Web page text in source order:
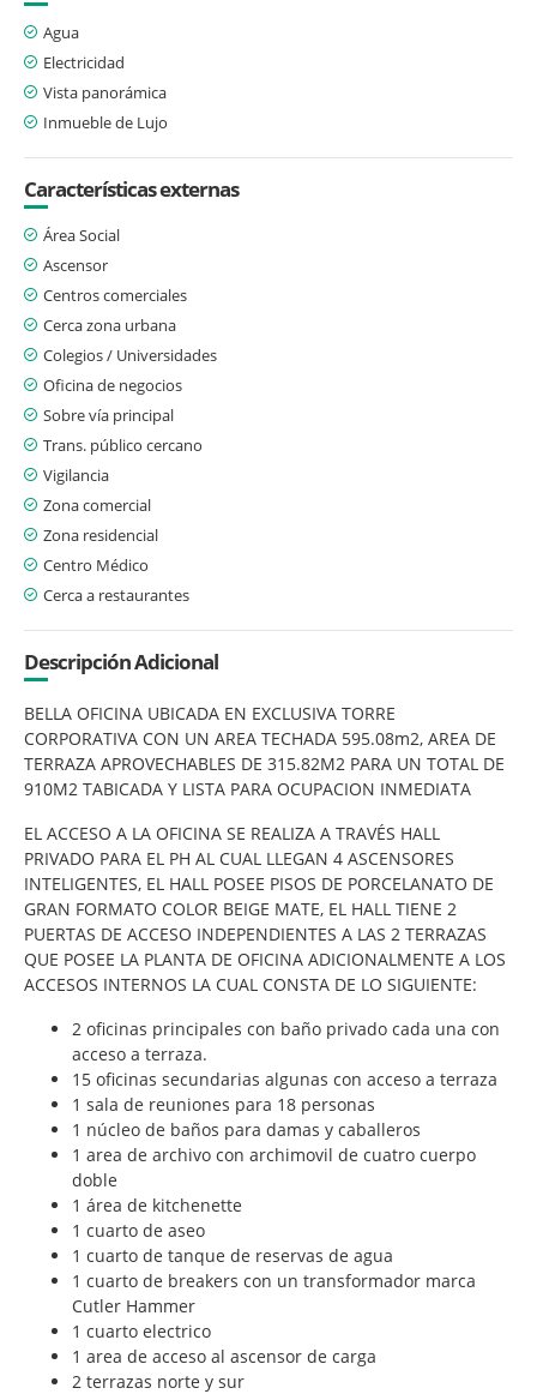
Agua
Electricidad
Vista panorámica
Inmueble de Lujo
Características externas
Área Social
Ascensor
Centros comerciales
Cerca zona urbana
Colegios / Universidades
Oficina de negocios
Sobre vía principal
Trans. público cercano
Vigilancia
Zona comercial
Zona residencial
Centro Médico
Cerca a restaurantes
Descripción Adicional
BELLA OFICINA UBICADA EN EXCLUSIVA TORRE
CORPORATIVA CON UN AREA TECHADA 595.08m2, AREA DE
TERRAZA APROVECHABLES DE 315.82M2 PARA UN TOTAL DE
910M2 TABICADA Y LISTA PARA OCUPACION INMEDIATA
EL ACCESO A LA OFICINA SE REALIZA A TRAVÉS HALL
PRIVADO PARA EL PH AL CUAL LLEGAN 4 ASCENSORES
INTELIGENTES, EL HALL POSEE PISOS DE PORCELANATO DE
GRAN FORMATO COLOR BEIGE MATE, EL HALL TIENE 2
PUERTAS DE ACCESO INDEPENDIENTES A LAS 2 TERRAZAS
QUE POSEE LA PLANTA DE OFICINA ADICIONALMENTE A LOS
ACCESOS INTERNOS LA CUAL CONSTA DE LO SIGUIENTE:
2 oficinas principales con baño privado cada una con
acceso a terraza.
15 oficinas secundarias algunas con acceso a terraza
1 sala de reuniones para 18 personas
1 núcleo de baños para damas y caballeros
1 area de archivo con archimovil de cuatro cuerpo
doble
1 área de kitchenette
1 cuarto de aseo
1 cuarto de tanque de reservas de agua
1 cuarto de breakers con un transformador marca
Cutler Hammer
1 cuarto electrico
1 area de acceso al ascensor de carga
2 terrazas norte y sur